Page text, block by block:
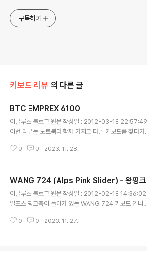
구독하기
키보드 리뷰 의 다른 글
BTC EMPREX 6100
이글루스 블로그 원문 작성일 : 2012-03-18 22:57:49
이번 리뷰는 노트북과 함께 가지고 다닐 키보드를 찾다가
생각하면 텐키리스 사이즈의 MX 기계식 스위치의 키보드
아서 기본적으로 자세가 높은 MX 스위치 키보드는 힘들었
습니다. & POKER X 와 같은 미니 사이즈도 고려해봤었지
만 방향키를 자주쓰는 작업이라 배열에서 탈락.) ML 기계
정도 쓰면서 적응 될때까지 기다렸는데 너무나 작은 백스
0 0 2023. 11. 28.
WANG 724 (Alps Pink Slider) - 왕핑크
이글루스 블로그 원문 작성일 : 2012-02-18 14:36:02
알프스 핑크축이 들어가 있는 WANG 724 키보드 입니
가 잘못된 것이 있습니다. 재미삼아 한번 찾아보세요. 넌클
0 0 2023. 11. 27.